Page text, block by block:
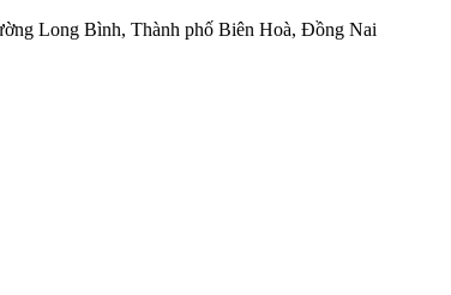
Long Bình, Thành phố Biên Hoà, Đồng Nai